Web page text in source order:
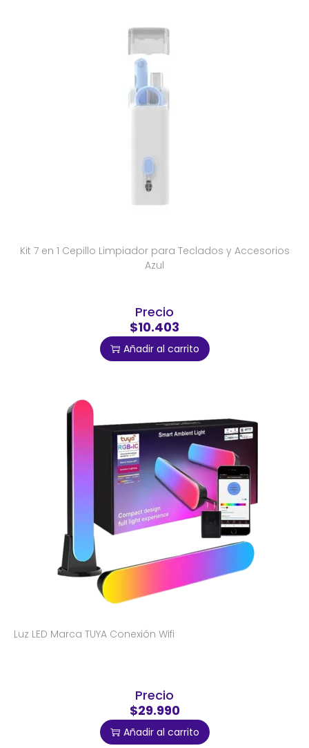
Kit 7 en 1 Cepillo Limpiador para Teclados y Accesorios
Azul
Precio
$10.403
Añadir al carrito
Luz LED Marca TUYA Conexión Wifi
Precio
$29.990
Añadir al carrito